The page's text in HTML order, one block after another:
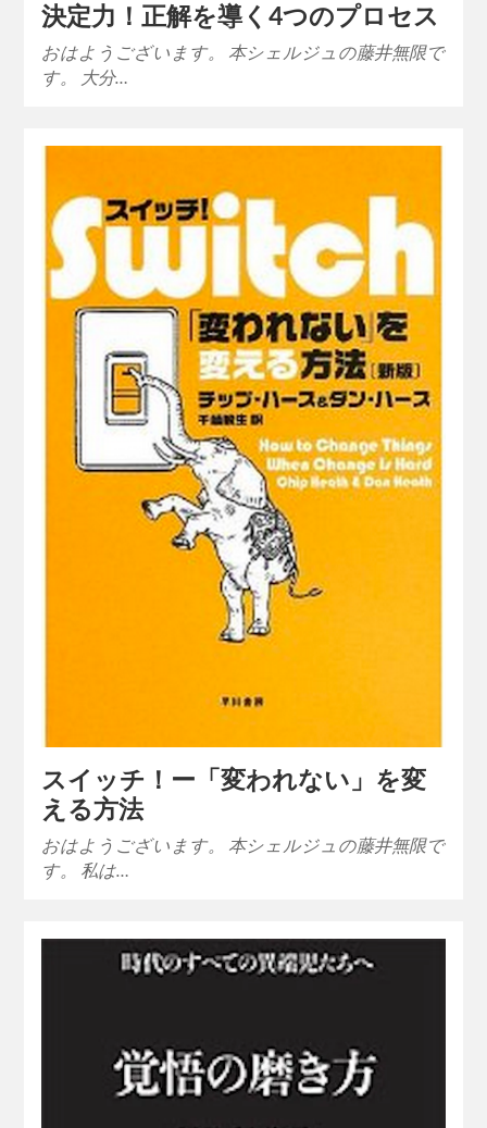
決定力！正解を導く4つのプロセス
おはようございます。 本シェルジュの藤井無限で
す。 大分…
スイッチ！ー「変われない」を変
える方法
おはようございます。 本シェルジュの藤井無限で
す。 私は…